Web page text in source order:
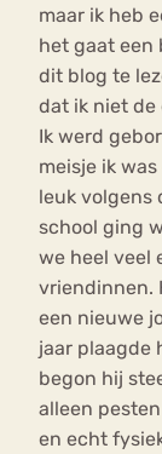
maar ik heb
het gaat een
dit blog te
dat ik niet de
Ik werd
meisje ik
leuk volgens
school ging
we heel veel
vriendinnen.
een nieuwe
jaar plaagde
begon hij
alleen
en echt